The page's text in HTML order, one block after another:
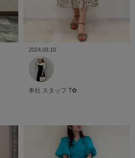
2024.09.10
本社 スタッフ T✿